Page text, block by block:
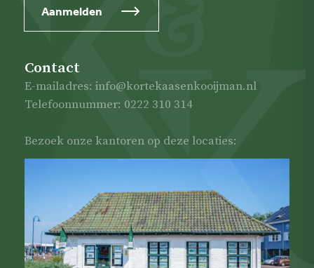
Aanmelden
Contact
E-mailadres: info@kortekaasenkooijman.nl
Telefoonnummer: 0222 310 314
Bezoek onze kantoren op deze locaties: